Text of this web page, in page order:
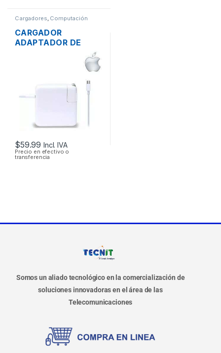
Cargadores, Computación
CARGADOR
ADAPTADOR DE
ENERGÍA MAC APPLE
MACBOOK PRO USB-
C 20V 3A 61W
$59.99 Incl. IVA
Precio en efectivo o
transferencia
Somos un aliado tecnológico en la comercialización de
soluciones innovadoras en el área de las
Telecomunicaciones